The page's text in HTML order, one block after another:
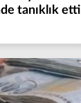
tanıklık etti